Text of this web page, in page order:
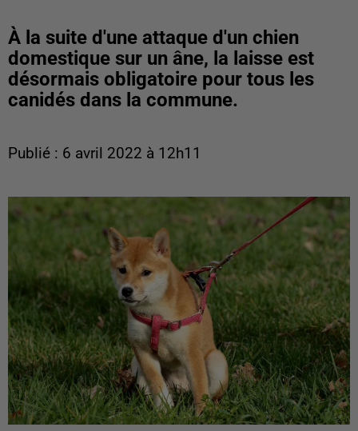
À la suite d'une attaque d'un chien
domestique sur un âne, la laisse est
désormais obligatoire pour tous les
canidés dans la commune.
Publié : 6 avril 2022 à 12h11